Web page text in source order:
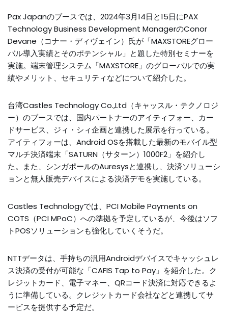
Pax Japanのブースでは、2024年3月14日と15日にPAX
Technology Business Development ManagerのConor
Devane（コナー・ディヴェイン）氏が「MAXSTOREグロー
バル導入実績とそのポテンシャル」と題した特別セミナーを
実施。端末管理システム「MAXSTORE」のグローバルでの実
績やメリット、セキュリティなどについて紹介した。
台湾Castles Technology Co.,Ltd（キャッスル・テクノロジ
ー）のブースでは、国内パートナーのアイティフォー、カー
ドサービス、ジィ・シィ企画と連携した展示を行っている。
アイティフォーは、Android OSを搭載した最新のモバイル型
マルチ決済端末「SATURN（サターン）1000F2」を紹介し
た。また、シンガポールのAuresysと連携し、決済ソリューシ
ョンと無人販売デバイスによる決済デモを実施している。
Castles Technologyでは、PCI Mobile Payments on
COTS（PCI MPoC）への準拠を予定しているが、今後はソフ
トPOSソリューションも強化していくそうだ。
NTTデータは、手持ちの汎用Androidデバイスでキャッシュレ
ス決済の受付が可能な「CAFIS Tap to Pay」を紹介した。ク
レジットカード、電子マネー、QRコード決済に対応できるよ
うに準備している。クレジットカード会社などと連携してサ
ービスを提供する予定だ。